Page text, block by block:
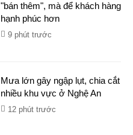
"bán thêm", mà để khách hàng
hạnh phúc hơn
9 phút trước
Mưa lớn gây ngập lụt, chia cắt
nhiều khu vực ở Nghệ An
12 phút trước